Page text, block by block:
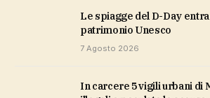
Le spiagge del D-Day entrano a far parte del
patrimonio Unesco
7 Agosto 2026
In carcere 5 vigili urbani di Milano, arresti